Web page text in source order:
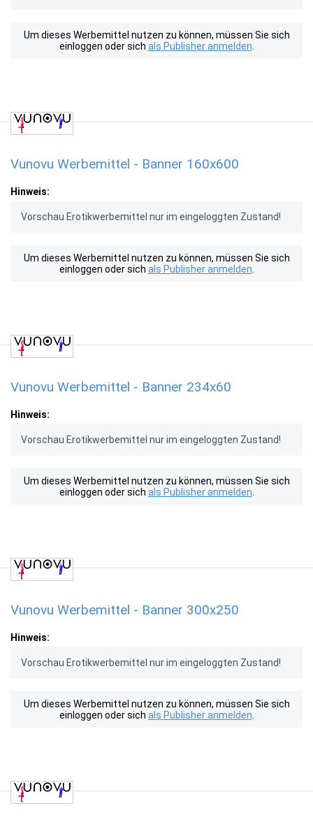
Um dieses Werbemittel nutzen zu können, müssen Sie sich
einloggen oder sich als Publisher anmelden
Vunovu Werbemittel - Banner 160x600
Hinweis:
Vorschau Erotikwerbemittel nur im eingeloggten Zustand!
Um dieses Werbemittel nutzen zu können, müssen Sie sich
einloggen oder sich als Publisher anmelden
Vunovu Werbemittel - Banner 234x60
Hinweis:
Vorschau Erotikwerbemittel nur im eingeloggten Zustand!
Um dieses Werbemittel nutzen zu können, müssen Sie sich
einloggen oder sich als Publisher anmelden
Vunovu Werbemittel - Banner 300x250
Hinweis:
Vorschau Erotikwerbemittel nur im eingeloggten Zustand!
Um dieses Werbemittel nutzen zu können, müssen Sie sich
einloggen oder sich als Publisher anmelden